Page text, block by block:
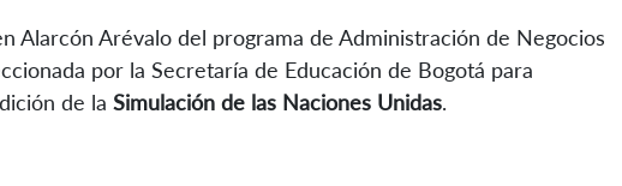
Alarcón Arévalo del programa de Administración de Negocios
por la Secretaría de Educación de Bogotá para
de la Simulación de las Naciones Unidas.